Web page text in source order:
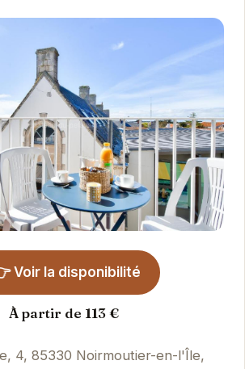
Voir la disponibilité
À partir de 113 €
4, 85330 Noirmoutier-en-l'Île,